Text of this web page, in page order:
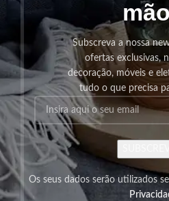
Subscreva a nossa
ofertas exclusivas,
decoração, móveis e
tudo o que precisa
Os seus dados serão utilizados